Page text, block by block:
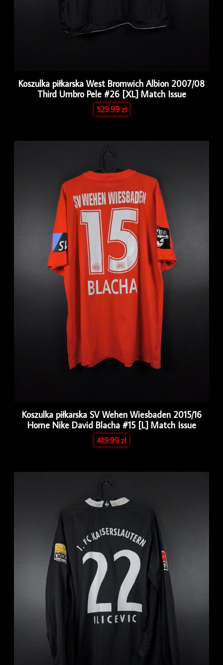
Koszulka piłkarska West Bromwich Albion 2007/08
Third Umbro Pele #26 [XL] Match Issue
529.99zł
Koszulka piłkarska SV Wehen Wiesbaden 2015/16
Home Nike David Blacha #15 [L] Match Issue
419.99zł